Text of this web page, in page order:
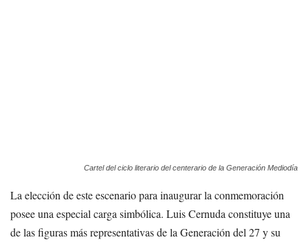
Cartel del ciclo literario del centerario de la Generación Mediodía
La elección de este escenario para inaugurar la conmemoración
posee una especial carga simbólica. Luis Cernuda constituye una
de las figuras más representativas de la Generación del 27 y su